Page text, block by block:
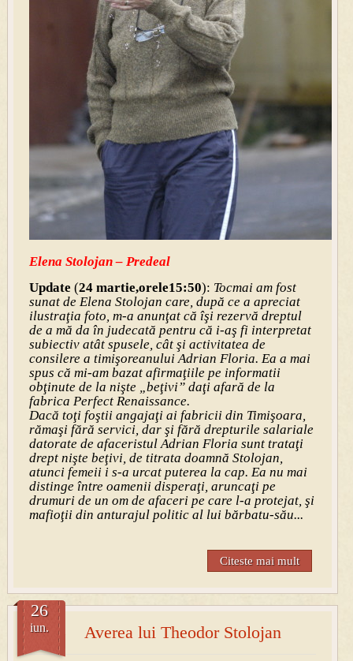
Elena Stolojan – Predeal
Update (24 martie,orele15:50): Tocmai am fost
sunat de Elena Stolojan care, după ce a apreciat
ilustraţia foto, m-a anunţat că îşi rezervă dreptul
de a mă da în judecată pentru că i-aş fi interpretat
subiectiv atât spusele, cât şi activitatea de
consilere a timişoreanului Adrian Floria. Ea a mai
spus că mi-am bazat afirmaţiile pe informatii
obţinute de la nişte „beţivi” daţi afară de la
fabrica Perfect Renaissance.
Dacă toţi foştii angajaţi ai fabricii din Timişoara,
rămaşi fără servici, dar şi fără drepturile salariale
datorate de afaceristul Adrian Floria sunt trataţi
drept nişte beţivi, de titrata doamnă Stolojan,
atunci femeii i s-a urcat puterea la cap. Ea nu mai
distinge între oamenii disperaţi, aruncaţi pe
drumuri de un om de afaceri pe care l-a protejat, şi
mafioţii din anturajul politic al lui bărbatu-său...
Citeste mai mult
Averea lui Theodor Stolojan
26
iun.